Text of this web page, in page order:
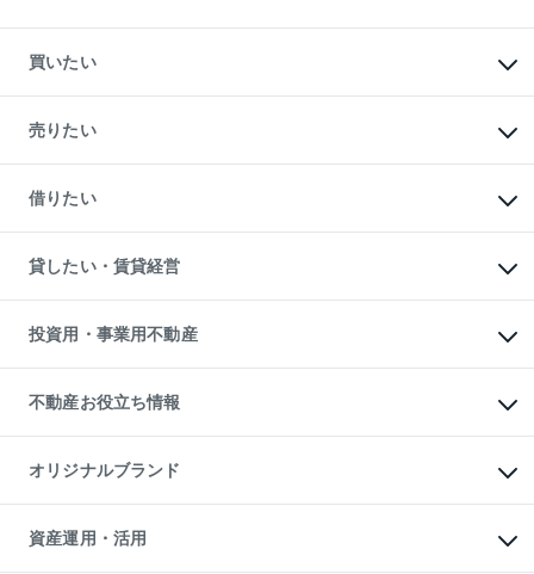
買いたい
新築・分譲マンションの購入
中古マンションの購入
一戸建ての購入
中古一戸建ての購入
不動産購入の流れ
注目キーワード物件特集
購入ガイド
English 繁体中文簡体中文
売りたい
一戸建ての売却・査定
土地の売却・査定
スピードAI査定
不動産査定について
不動産売却の流れ
不動産買換えの流れ
売却ガイド
借りたい
オフィス・店舗の賃貸
借りるときの流れ
借りるガイド
貸したい・賃貸経営
マンション賃料データ
賃貸管理プラン
リロケーションについて
貸すガイド
投資用・事業用不動産
事業用不動産
マンション投資
投資用マンション
アパート経営
収益物件
ビル購入（ビル一棟）
投資用不動産の売却査定
事業用不動産の売却査定
不動産お役立ち情報
マンションライブラリー
人気マンションランキング
暮らしに役立つ不動産メディア
不動産相場・不動産価格情報
オリジナルブランド
一棟リノベーションマンション
L`GENTE（ルジェンテ）
区分リノベーションマンション
資産運用・活用